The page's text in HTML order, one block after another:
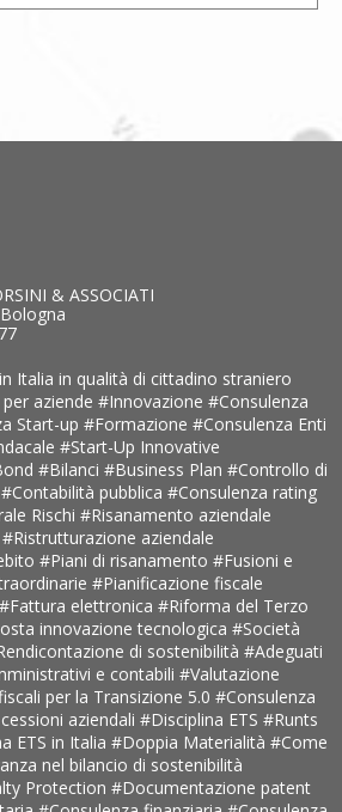
& ASSOCIATI
Italia in qualità di cittadino straniero
per aziende#Innovazione#Consulenza
Start-up#Formazione#Consulenza Enti
#Start-Up Innovative
#Bilanci#Business Plan#Controllo di
#Contabilità pubblica#Consulenza rating
Rischi#Risanamento aziendale
#Ristrutturazione aziendale
#Piani di risanamento#Fusioni e
#Pianificazione fiscale
#Fattura elettronica#Riforma del Terzo
innovazione tecnologica#Società
di sostenibilità#Adeguati
e contabili#Valutazione
per la Transizione 5.0#Consulenza
aziendali#Disciplina ETS#Runts
ETS in Italia#Doppia Materialità#Come
nel bilancio di sostenibilità
Protection#Documentazione patent